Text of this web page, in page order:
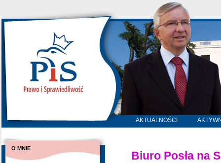
AKTUALNOŚCI
O MNIE
Biuro Posła na